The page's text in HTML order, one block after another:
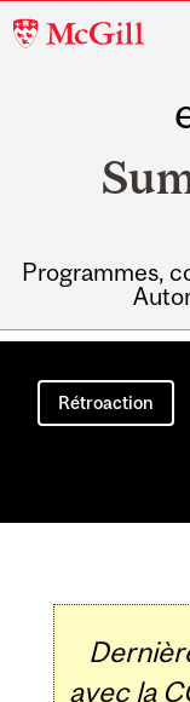
McGill
Programmes,
Main
navigation
Rétroaction
avec la